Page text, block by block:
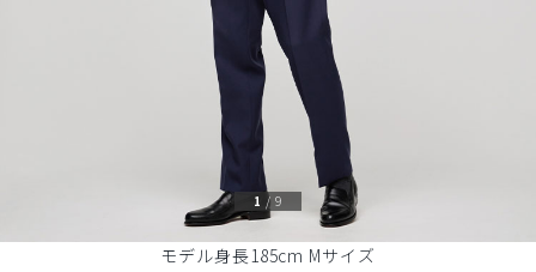
モデル身長185cm Mサイズ
1 / 9